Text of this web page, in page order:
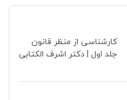
کارشناسی از منظر قانون
جلد اول | دکتر اشرف الکتابی